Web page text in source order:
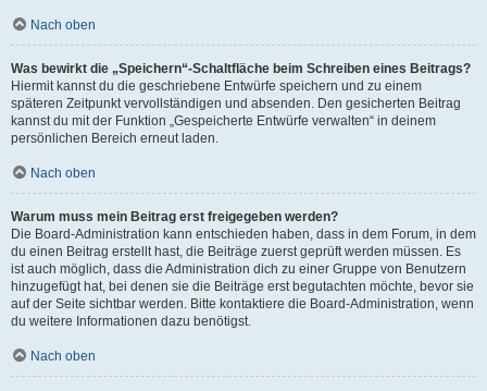
Nach oben
Was bewirkt die „Speichern“-Schaltfläche beim Schreiben eines Beitrags?
Hiermit kannst du die geschriebene Entwürfe speichern und zu einem
späteren Zeitpunkt vervollständigen und absenden. Den gesicherten Beitrag
kannst du mit der Funktion „Gespeicherte Entwürfe verwalten“ in deinem
persönlichen Bereich erneut laden.
Nach oben
Warum muss mein Beitrag erst freigegeben werden?
Die Board-Administration kann entschieden haben, dass in dem Forum, in dem
du einen Beitrag erstellt hast, die Beiträge zuerst geprüft werden müssen. Es
ist auch möglich, dass die Administration dich zu einer Gruppe von Benutzern
hinzugefügt hat, bei denen sie die Beiträge erst begutachten möchte, bevor sie
auf der Seite sichtbar werden. Bitte kontaktiere die Board-Administration, wenn
du weitere Informationen dazu benötigst.
Nach oben